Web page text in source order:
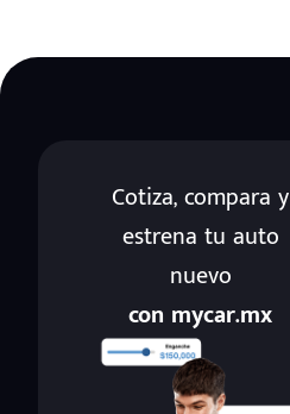
Cotiza, compara y
estrena tu auto
nuevo
con mycar.mx